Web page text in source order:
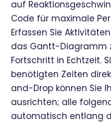
auf
Code für maximale
Erfassen Sie
das Gantt-Diagramm
Fortschritt in Echtzeit.
benötigten Zeiten
and-Drop können Sie
ausrichten; alle
automatisch entlang